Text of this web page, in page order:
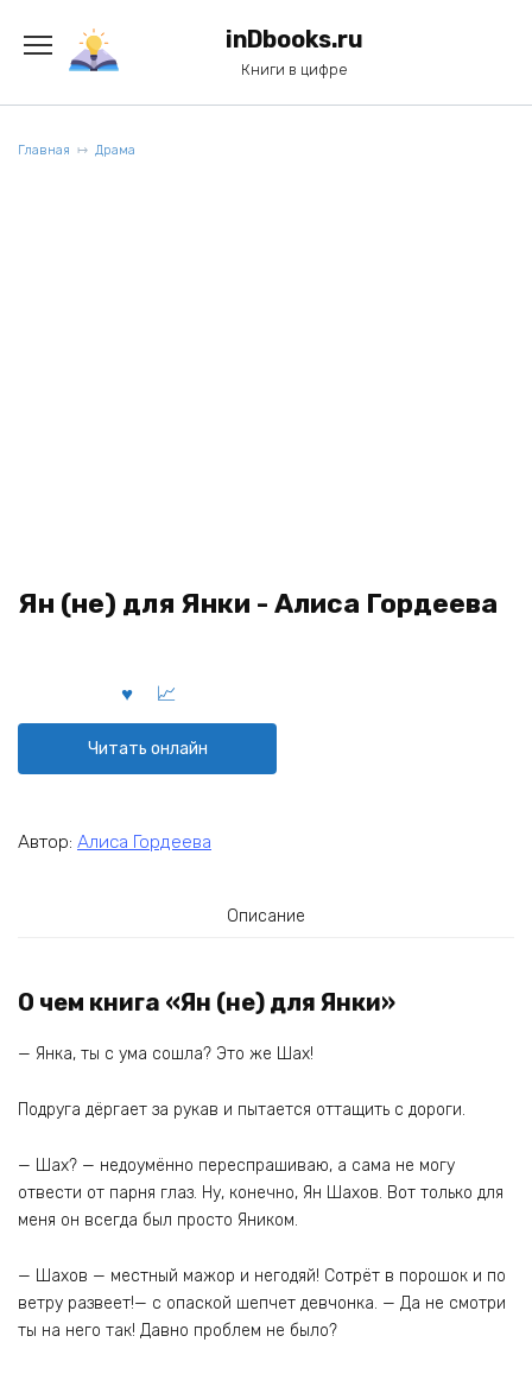
содержанию
inDbooks.ru
Книги в цифре
Главная Драма
Ян (не) для Янки - Алиса Гордеева
Читать онлайн
Автор: Алиса Гордеева
Описание
О чем книга «Ян (не) для Янки»
— Янка, ты с ума сошла? Это же Шах!
Подруга дёргает за рукав и пытается оттащить с дороги.
— Шах? — недоумённо переспрашиваю, а сама не могу
отвести от парня глаз. Ну, конечно, Ян Шахов. Вот только для
меня он всегда был просто Яником.
— Шахов — местный мажор и негодяй! Сотрёт в порошок и по
ветру развеет!— с опаской шепчет девчонка. — Да не смотри
ты на него так! Давно проблем не было?